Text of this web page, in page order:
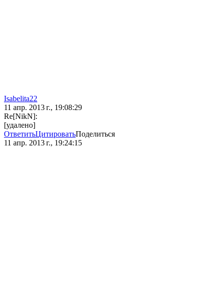
Isabelita22
11 апр. 2013 г., 19:08:29
Re[NikN]:
[удалено]
ОтветитьЦитироватьПоделиться
11 апр. 2013 г., 19:24:15